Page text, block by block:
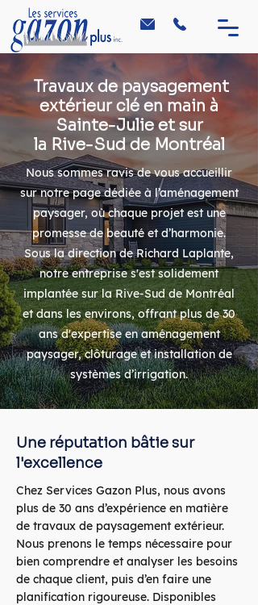
Travaux de paysagement
extérieur clé en main à
Sainte-Julie et sur
la Rive-Sud de Montréal
Nous sommes ravis de vous accueillir
sur notre page dédiée à l’aménagement
paysager, où chaque projet est une
promesse de beauté et d’harmonie.
Sous la direction de Richard Laplante,
notre entreprise s'est solidement
implantée sur la Rive-Sud de Montréal
et dans les environs, offrant plus de 30
ans d'expertise en aménagement
paysager, clôturage et installation de
systèmes d’irrigation.
Une réputation bâtie sur
l'excellence
Chez Services Gazon Plus, nous avons
plus de 30 ans d’expérience en matière
de travaux de paysagement extérieur.
Nous prenons le temps nécessaire pour
bien comprendre et analyser les besoins
de chaque client, puis d’en faire une
planification rigoureuse. Disponibles